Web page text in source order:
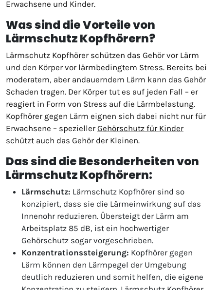
Erwachsene und Kinder.
Was sind die Vorteile von
Lärmschutz Kopfhörern?
Lärmschutz Kopfhörer schützen das Gehör vor Lärm
und den Körper vor lärmbedingtem Stress. Bereits bei
moderatem, aber andauerndem Lärm kann das Gehör
Schaden tragen. Der Körper tut es auf jeden Fall – er
reagiert in Form von Stress auf die Lärmbelastung.
Kopfhörer gegen Lärm eignen sich dabei nicht nur für
Erwachsene – speziellerGehörschutz für Kinder
schützt auch das Gehör der Kleinen.
Das sind die Besonderheiten von
Lärmschutz Kopfhörern:
Lärmschutz: Lärmschutz Kopfhörer sind so
konzipiert, dass sie die Lärmeinwirkung auf das
Innenohr reduzieren. Übersteigt der Lärm am
Arbeitsplatz 85 dB, ist ein hochwertiger
Gehörschutz sogar vorgeschrieben.
Konzentrationssteigerung: Kopfhörer gegen
Lärm können den Lärmpegel der Umgebung
deutlich reduzieren und somit helfen, die eigene